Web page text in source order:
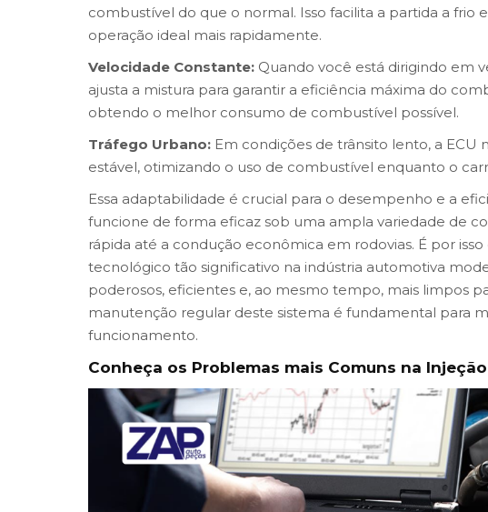
combustível do que o normal. Isso facilita a partida a frio
operação ideal mais rapidamente.
Velocidade Constante: Quando você está dirigindo em
ajusta a mistura para garantir a eficiência máxima do
obtendo o melhor consumo de combustível possível.
Tráfego Urbano: Em condições de trânsito lento, a
estável, otimizando o uso de combustível enquanto o
Essa adaptabilidade é crucial para o desempenho e a
funcione de forma eficaz sob uma ampla variedade de
rápida até a condução econômica em rodovias. É por
tecnológico tão significativo na indústria automotiva
poderosos, eficientes e, ao mesmo tempo, mais limpos
manutenção regular deste sistema é fundamental para
funcionamento.
Conheça os Problemas mais Comuns na